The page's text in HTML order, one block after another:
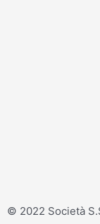
© 2022 Società